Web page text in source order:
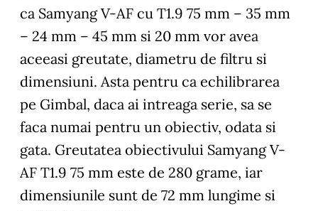
ca Samyang V-AF cu T1.9 75 mm – 35 mm
– 24 mm – 45 mm si 20 mm vor avea
aceeasi greutate, diametru de filtru si
dimensiuni. Asta pentru ca echilibrarea
pe Gimbal, daca ai intreaga serie, sa se
faca numai pentru un obiectiv, odata si
gata. Greutatea obiectivului Samyang V-
AF T1.9 75 mm este de 280 grame, iar
dimensiunile sunt de 72 mm lungime si